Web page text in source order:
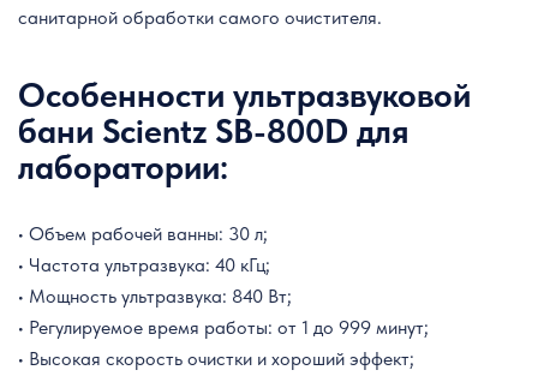
санитарной обработки самого очистителя.
Особенности ультразвуковой
бани Scientz SB-800D для
лаборатории:
• Объем рабочей ванны: 30 л;
• Частота ультразвука: 40 кГц;
• Мощность ультразвука: 840 Вт;
• Регулируемое время работы: от 1 до 999 минут;
• Высокая скорость очистки и хороший эффект;